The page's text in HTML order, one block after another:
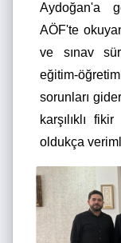
Aydoğan'a
AÖF'te
ve sınav
eğitim-
sorunları
karşılıklı
oldukça